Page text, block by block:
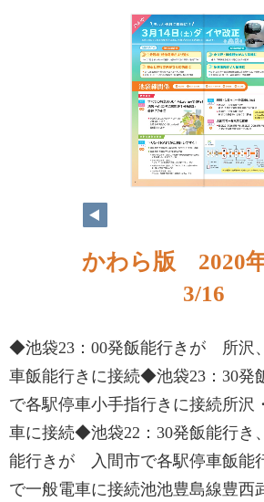
かわら版 2020
3/16
◆池袋23：00発飯能行きが 所沢
車飯能行きに接続◆池袋23：30
で各駅停車小手指行きに接続所沢
車に接続◆池袋22：30発飯能行き
能行きが 入間市で各駅停車飯能
で一般電車に接続池池豊島線豊西